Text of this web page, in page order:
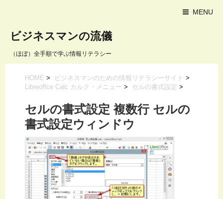
MENU
ビジネスマンの流儀
（ほぼ）全手順で学ぶ情報リテラシー
HOME > ビジネスマンのための情報リテラシーサイト >
Libreoffce Calc カルク・メニュー > セルの書式設定 >
セルの書式設定 複数行 セルの
書式設定ウィンドウ